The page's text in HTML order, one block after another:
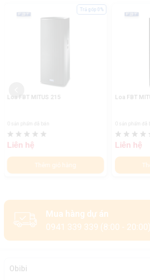
Loa FBT MITUS 215
0 sản phẩm đã bán
Liên hệ
Thêm giỏ hàng
Trả góp 0%
Loa FBT
0 sản phẩm đã
Liên hệ
Mua hàng dự án
0941 339 339 (8:00 - 20:00)
Obibi